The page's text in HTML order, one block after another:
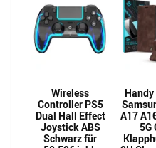
Wireless
Controller PS5
Dual Hall Effect
Joystick ABS
Schwarz für
A17
5G